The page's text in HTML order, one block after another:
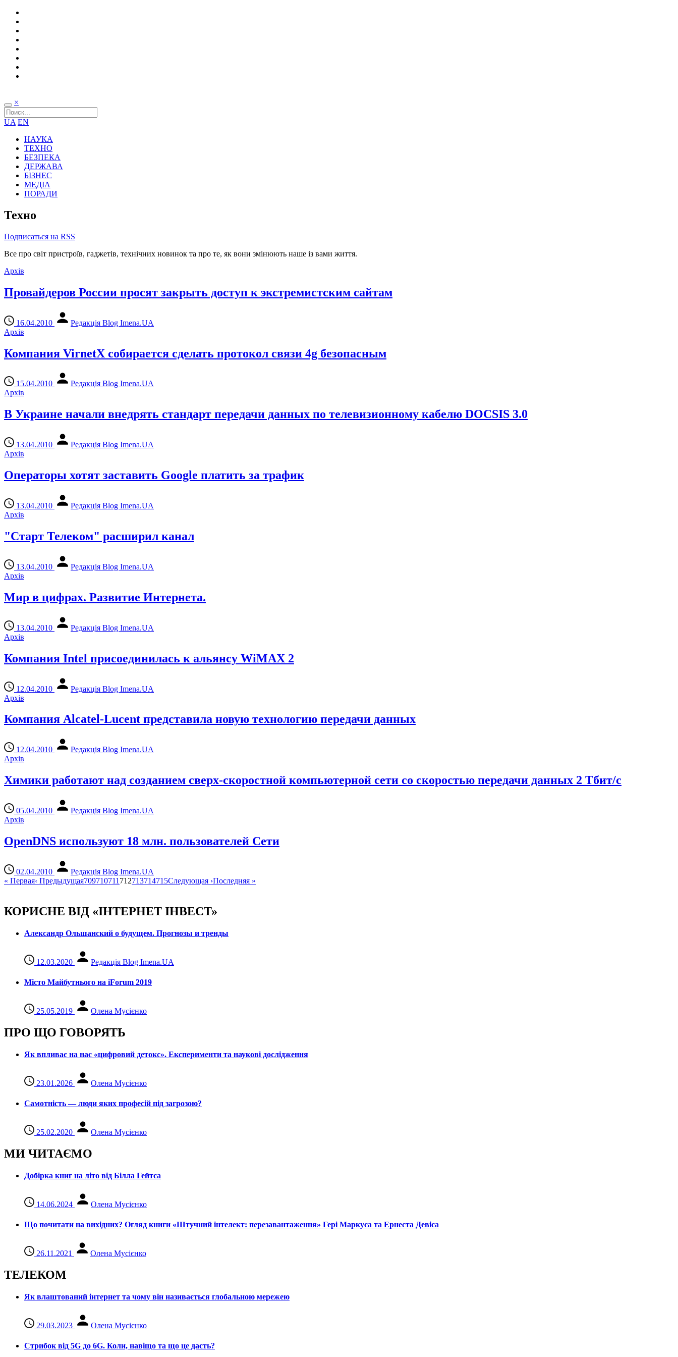
×
UA EN
НАУКА
ТЕХНО
БЕЗПЕКА
ДЕРЖАВА
БІЗНЕС
МЕДІА
ПОРАДИ
Техно
Подписаться на RSS
Все про світ пристроїв, гаджетів, технічних новинок та про те, як вони змінюють наше із вами життя.
Архів
Провайдеров России просят закрыть доступ к экстремистским сайтам
16.04.2010
Редакція Blog Imena.UA
Архів
Компания VirnetX собирается сделать протокол связи 4g безопасным
15.04.2010
Редакція Blog Imena.UA
Архів
В Украине начали внедрять стандарт передачи данных по телевизионному кабелю DOCSIS 3.0
13.04.2010
Редакція Blog Imena.UA
Архів
Операторы хотят заставить Google платить за трафик
13.04.2010
Редакція Blog Imena.UA
Архів
"Старт Телеком" расширил канал
13.04.2010
Редакція Blog Imena.UA
Архів
Мир в цифрах. Развитие Интернета.
13.04.2010
Редакція Blog Imena.UA
Архів
Компания Intel присоединилась к альянсу WiMAX 2
12.04.2010
Редакція Blog Imena.UA
Архів
Компания Alcatel-Lucent представила новую технологию передачи данных
12.04.2010
Редакція Blog Imena.UA
Архів
Химики работают над созданием сверх-скоростной компьютерной сети со скоростью передачи данных 2 Тбит/с
05.04.2010
Редакція Blog Imena.UA
Архів
OpenDNS используют 18 млн. пользователей Сети
02.04.2010
Редакція Blog Imena.UA
« Первая‹ Предыдущая709710711 712713714715Следующая ›Последняя »
КОРИСНЕ ВІД «ІНТЕРНЕТ ІНВЕСТ»
Александр Ольшанский о будущем. Прогнозы и тренды
12.03.2020 Редакція Blog Imena.UA
Місто Майбутнього на iForum 2019
25.05.2019 Олена Мусієнко
ПРО ЩО ГОВОРЯТЬ
Як впливає на нас «цифровий детокс». Експерименти та наукові дослідження
23.01.2026 Олена Мусієнко
Самотність — люди яких професій під загрозою?
25.02.2020 Олена Мусієнко
МИ ЧИТАЄМО
Добірка книг на літо від Білла Гейтса
14.06.2024 Олена Мусієнко
Що почитати на вихідних? Огляд книги «Штучний інтелект: перезавантаження» Гері Маркуса та Ернеста Девіса
26.11.2021 Олена Мусієнко
ТЕЛЕКОМ
Як влаштований інтернет та чому він називається глобальною мережею
29.03.2023 Олена Мусієнко
Стрибок від 5G до 6G. Коли, навіщо та що це даcть?